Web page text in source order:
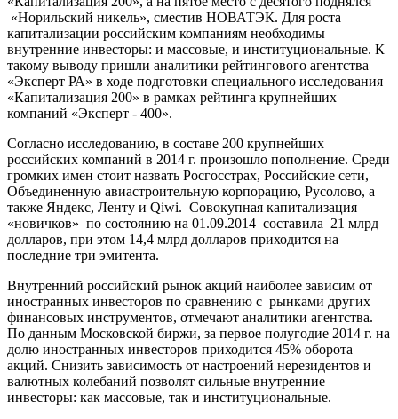
«Норильский никель», сместив НОВАТЭК. Для роста
капитализации российским компаниям необходимы
внутренние инвесторы: и массовые, и институциональные. К
такому выводу пришли аналитики рейтингового агентства
«Эксперт РА» в ходе подготовки специального исследования
«Капитализация 200» в рамках рейтинга крупнейших
компаний «Эксперт - 400».
Согласно исследованию, в составе 200 крупнейших
российских компаний в 2014 г. произошло пополнение. Среди
громких имен стоит назвать Росгосстрах, Российские сети,
Объединенную авиастроительную корпорацию, Русолово, а
также Яндекс, Ленту и Qiwi. Совокупная капитализация
«новичков» по состоянию на 01.09.2014 составила 21 млрд
долларов, при этом 14,4 млрд долларов приходится на
последние три эмитента.
Внутренний российский рынок акций наиболее зависим от
иностранных инвесторов по сравнению с рынками других
финансовых инструментов, отмечают аналитики агентства.
По данным Московской биржи, за первое полугодие 2014 г. на
долю иностранных инвесторов приходится 45% оборота
акций. Снизить зависимость от настроений нерезидентов и
валютных колебаний позволят сильные внутренние
инвесторы: как массовые, так и институциональные.